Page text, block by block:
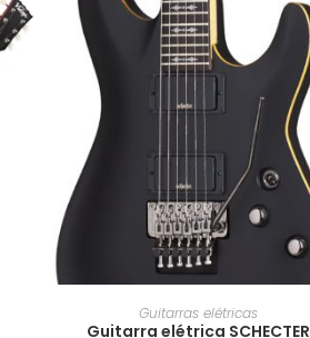
Guitarras elétricas
Guitarra elétrica SCHECTER